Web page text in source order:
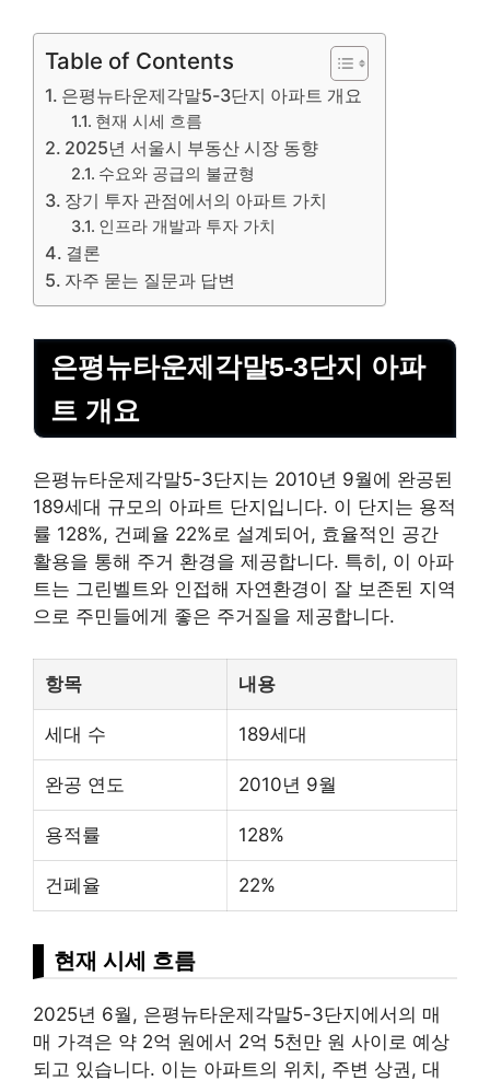
Table of Contents
은평뉴타운제각말5-3단지 아파트 개요
현재 시세 흐름
2025년 서울시 부동산 시장 동향
수요와 공급의 불균형
장기 투자 관점에서의 아파트 가치
인프라 개발과 투자 가치
결론
자주 묻는 질문과 답변
은평뉴타운제각말5-3단지 아파
트 개요
은평뉴타운제각말5-3단지는 2010년 9월에 완공된
189세대 규모의 아파트 단지입니다. 이 단지는 용적
률 128%, 건폐율 22%로 설계되어, 효율적인 공간
활용을 통해 주거 환경을 제공합니다. 특히, 이 아파
트는 그린벨트와 인접해 자연환경이 잘 보존된 지역
으로 주민들에게 좋은 주거질을 제공합니다.
항목 내용
세대 수 189세대
완공 연도 2010년 9월
용적률 128%
건폐율 22%
현재 시세 흐름
2025년 6월, 은평뉴타운제각말5-3단지에서의 매
매 가격은 약 2억 원에서 2억 5천만 원 사이로 예상
되고 있습니다. 이는 아파트의 위치, 주변 상권, 대